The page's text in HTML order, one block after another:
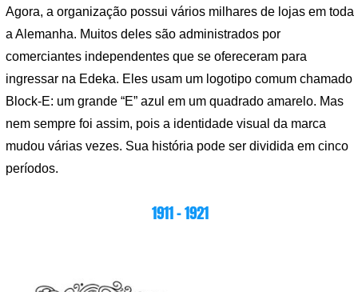
Agora, a organização possui vários milhares de lojas em toda
a Alemanha. Muitos deles são administrados por
comerciantes independentes que se ofereceram para
ingressar na Edeka. Eles usam um logotipo comum chamado
Block-E: um grande “E” azul em um quadrado amarelo. Mas
nem sempre foi assim, pois a identidade visual da marca
mudou várias vezes. Sua história pode ser dividida em cinco
períodos.
1911 – 1921